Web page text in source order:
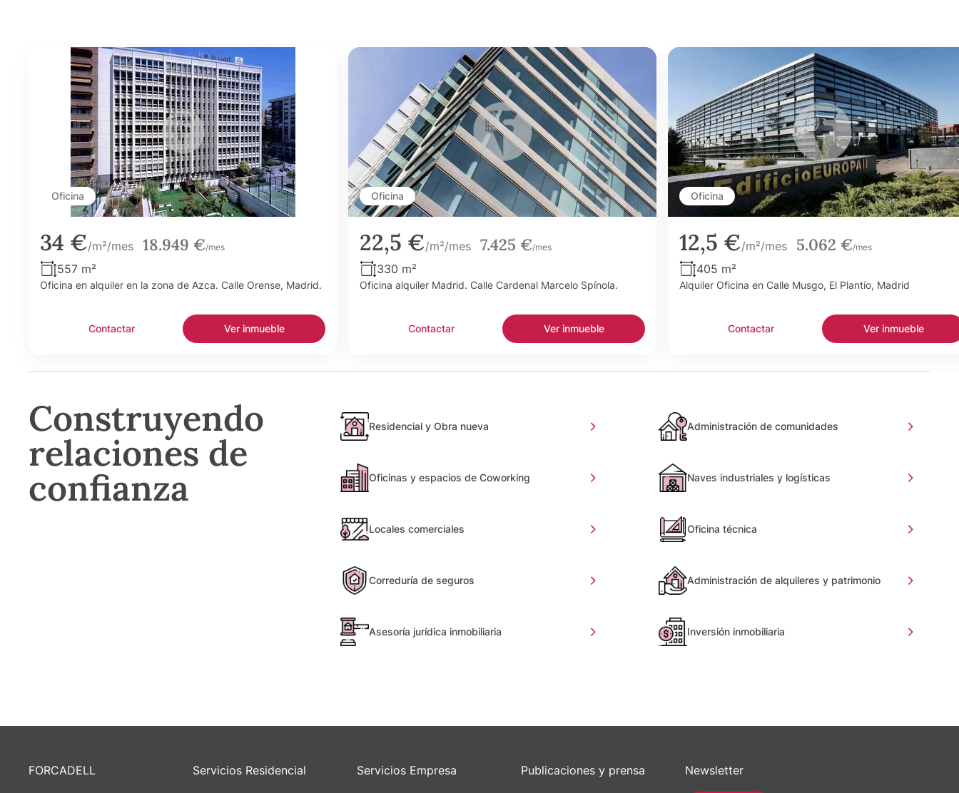
Oficina
34 €/m²/mes 18.949 €/mes
557 m²
Oficina en alquiler en la zona de Azca. Calle Orense, Madrid.
Contactar Ver inmueble
Oficina
22,5 €/m²/mes 7.425 €/mes
330 m²
Oficina alquiler Madrid. Calle Cardenal Marcelo Spínola.
Contactar Ver inmueble
Oficina
12,5 €/m²/mes 5.062 €/mes
405 m²
Alquiler Oficina en Calle Musgo, El Plantío, Madrid
Contactar Ver inmueble
Construyendo
relaciones de
confianza
Residencial y Obra nueva Administración de comunidades
Oficinas y espacios de Coworking Naves industriales y logísticas
Locales comerciales Oficina técnica
Correduría de seguros Administración de alquileres y patrimonio
Asesoría jurídica inmobiliaria Inversión inmobiliaria
FORCADELL Servicios Residencial Servicios Empresa Publicaciones y prensa Newsletter